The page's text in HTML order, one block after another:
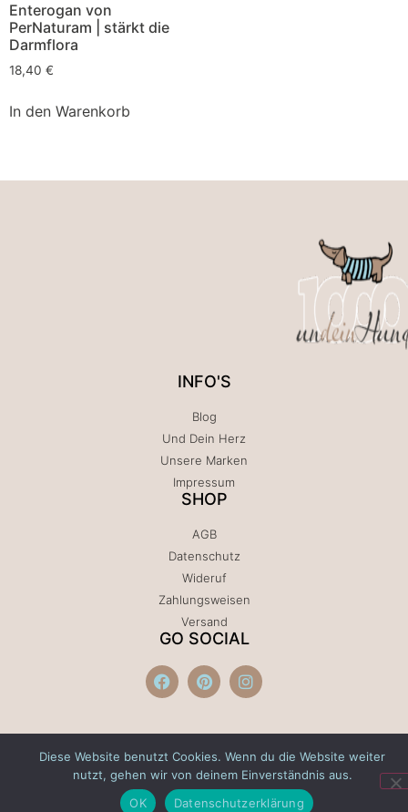
Enterogan von
PerNaturam | stärkt die
Darmflora
18,40 €
In den Warenkorb
INFO'S
Blog
Und Dein Herz
Unsere Marken
Impressum
SHOP
AGB
Datenschutz
Wideruf
Zahlungsweisen
Versand
GO SOCIAL
Diese Website benutzt Cookies. Wenn du die Website weiter
nutzt, gehen wir von deinem Einverständnis aus.
OK
Datenschutzerklärung